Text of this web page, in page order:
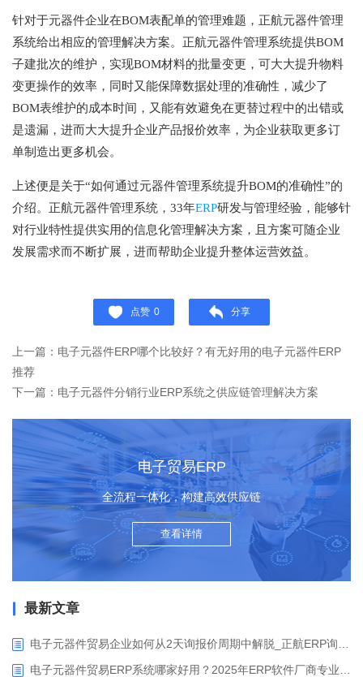
针对于元器件企业在BOM表配单的管理难题，正航元器件管理
系统给出相应的管理解决方案。正航元器件管理系统提供BOM
子建批次的维护，实现BOM材料的批量变更，可大大提升物料
变更操作的效率，同时又能保障数据处理的准确性，减少了
BOM表维护的成本时间，又能有效避免在更替过程中的出错或
是遗漏，进而大大提升企业产品报价效率，为企业获取更多订
单制造出更多机会。
上述便是关于“如何通过元器件管理系统提升BOM的准确性”的
介绍。正航元器件管理系统，33年ERP研发与管理经验，能够针
对行业特性提供实用的信息化管理解决方案，且方案可随企业
发展需求而不断扩展，进而帮助企业提升整体运营效益。
点赞 0 分享
上一篇：电子元器件ERP哪个比较好？有无好用的电子元器件ERP
推荐
下一篇：电子元器件分销行业ERP系统之供应链管理解决方案
电子贸易ERP
全流程一体化，构建高效供应链
查看详情
最新文章